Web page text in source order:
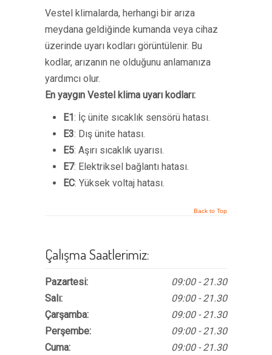
Vestel klimalarda, herhangi bir arıza
meydana geldiğinde kumanda veya cihaz
üzerinde uyarı kodları görüntülenir. Bu
kodlar, arızanın ne olduğunu anlamanıza
yardımcı olur.
En yaygın Vestel klima uyarı kodları:
E1: İç ünite sıcaklık sensörü hatası.
E3: Dış ünite hatası.
E5: Aşırı sıcaklık uyarısı.
E7: Elektriksel bağlantı hatası.
EC: Yüksek voltaj hatası.
Back to Top
Çalışma Saatlerimiz:
Pazartesi:
Salı:
Çarşamba:
Perşembe:
Cuma:
09:00 - 21.30
09:00 - 21.30
09:00 - 21.30
09:00 - 21.30
09:00 - 21.30